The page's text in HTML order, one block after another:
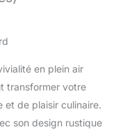
en plein air
transformer votre
et de plaisir culinaire.
son design rustique